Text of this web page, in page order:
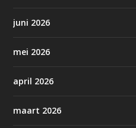
juni 2026
mei 2026
april 2026
maart 2026